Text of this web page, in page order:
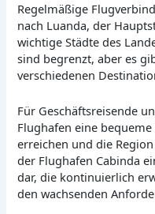
Regelmäßige
nach Luanda, der
wichtige Städte des
sind begrenzt, aber es
verschiedenen
Für Geschäftsreisende
Flughafen eine
erreichen und die
der Flughafen Cabinda
dar, die kontinuierlich
den wachsenden